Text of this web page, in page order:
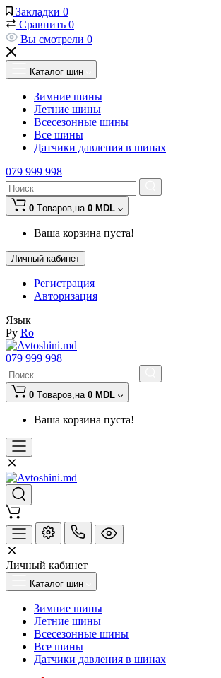
Закладки 0
Сравнить 0
Вы смотрели 0
Каталог шин
Зимние шины
Летние шины
Всесезонные шины
Все шины
Датчики давления в шинах
079 999 998
0 Tоваров,на 0 MDL
Ваша корзина пуста!
Личный кабинет
Регистрация
Авторизация
Язык
Ру Ro
079 999 998
0 Tоваров,на 0 MDL
Ваша корзина пуста!
Личный кабинет
Каталог шин
Зимние шины
Летние шины
Всесезонные шины
Все шины
Датчики давления в шинах